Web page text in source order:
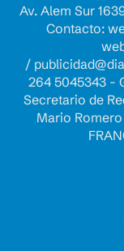
Av. Alem Sur
Contacto:
/
264 5045343 -
Secretario de
Mario